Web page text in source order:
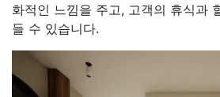
화적인 느낌을 주고, 고객의 휴식과
들 수 있습니다.